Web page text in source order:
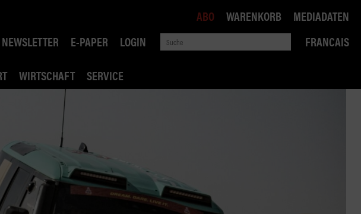
NEWSLETTER E-PAPER LOGIN
FRANCAIS
WIRTSCHAFT SERVICE
WETTBEWERB
ABO WARENKORB MEDIADATEN